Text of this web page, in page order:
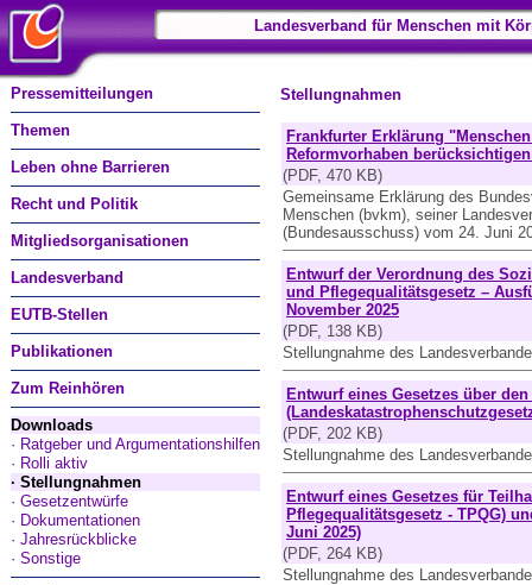
Landesverband für Menschen mit
Pressemitteilungen
Themen
Leben ohne Barrieren
Recht und Politik
Mitgliedsorganisationen
Landesverband
EUTB-Stellen
Publikationen
Zum Reinhören
Downloads
· Ratgeber und Argumentationshilfen
· Rolli aktiv
· Stellungnahmen
· Gesetzentwürfe
· Dokumentationen
· Jahresrückblicke
· Sonstige
Stellungnahmen
Frankfurter Erklärung
Reformvorhaben
(PDF, 470 KB)
Gemeinsame Erklärung des
Menschen (bvkm), seiner
(Bundesausschuss) vom 24. Juni
Entwurf der Verordnung des
und Pflegequalitätsgesetz –
November 2025
(PDF, 138 KB)
Stellungnahme des
Entwurf eines Gesetzes über
(PDF, 202 KB)
Stellungnahme des
Entwurf eines Gesetzes für
Pflegequalitätsgesetz - TPQG)
Juni 2025)
(PDF, 264 KB)
Stellungnahme des